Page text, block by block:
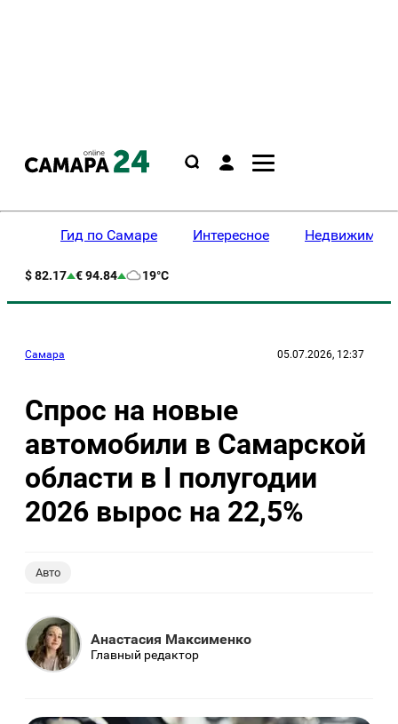
Гид по Самаре Интересное
$ 82.17 € 94.84 19°C
Самара 05.07.2026, 12:37
Спрос на новые
автомобили в Самарской
области в I полугодии
2026 вырос на 22,5%
Авто
Анастасия Максименко
Главный редактор